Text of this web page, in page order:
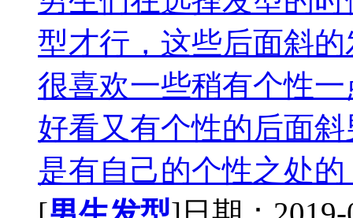
型才行，这些后面斜
很喜欢一些稍有个性
好看又有个性的后面
是有自己的个性之处